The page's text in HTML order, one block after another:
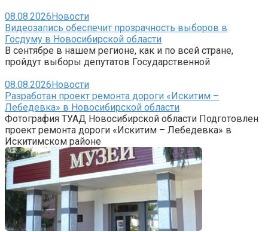
08.08.2026Новости
Видеозапись обеспечит прозрачность выборов в
Госдуму в Новосибирской области
В сентябре в нашем регионе, как и по всей стране,
пройдут выборы депутатов Государственной
08.08.2026Новости
Разработан проект ремонта дороги «Искитим –
Лебедевка» в Новосибирской области
Фотография ТУАД Новосибирской области Подготовлен
проект ремонта дороги «Искитим – Лебедевка» в
Искитимском районе